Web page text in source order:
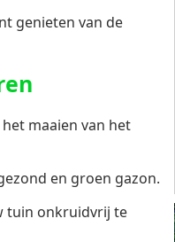
genieten van de
maaien van het
en groen gazon.
tuin onkruidvrij te